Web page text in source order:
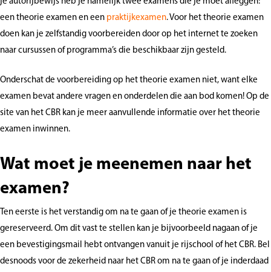
een theorie examen en een praktijkexamen. Voor het theorie examen
doen kan je zelfstandig voorbereiden door op het internet te zoeken
naar cursussen of programma’s die beschikbaar zijn gesteld.
Onderschat de voorbereiding op het theorie examen niet, want elke
examen bevat andere vragen en onderdelen die aan bod komen! Op de
site van het CBR kan je meer aanvullende informatie over het theorie
examen inwinnen.
Wat moet je meenemen naar het
examen?
Ten eerste is het verstandig om na te gaan of je theorie examen is
gereserveerd. Om dit vast te stellen kan je bijvoorbeeld nagaan of je
een bevestigingsmail hebt ontvangen vanuit je rijschool of het CBR. Bel
desnoods voor de zekerheid naar het CBR om na te gaan of je inderdaad